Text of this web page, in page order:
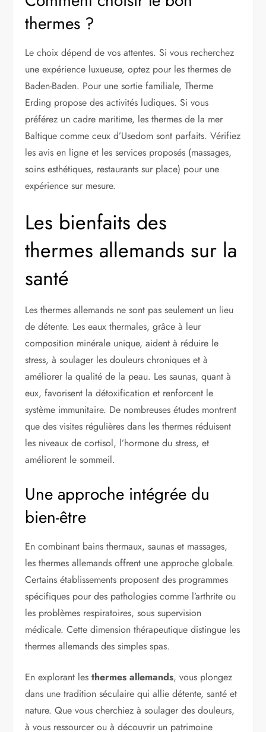
thermes ?
Le choix dépend de vos attentes. Si vous recherchez
une expérience luxueuse, optez pour les thermes de
Baden-Baden. Pour une sortie familiale, Therme
Erding propose des activités ludiques. Si vous
préférez un cadre maritime, les thermes de la mer
Baltique comme ceux d’Usedom sont parfaits. Vérifiez
les avis en ligne et les services proposés (massages,
soins esthétiques, restaurants sur place) pour une
expérience sur mesure.
Les bienfaits des
thermes allemands sur la
santé
Les thermes allemands ne sont pas seulement un lieu
de détente. Les eaux thermales, grâce à leur
composition minérale unique, aident à réduire le
stress, à soulager les douleurs chroniques et à
améliorer la qualité de la peau. Les saunas, quant à
eux, favorisent la détoxification et renforcent le
système immunitaire. De nombreuses études montrent
que des visites régulières dans les thermes réduisent
les niveaux de cortisol, l’hormone du stress, et
améliorent le sommeil.
Une approche intégrée du
bien-être
En combinant bains thermaux, saunas et massages,
les thermes allemands offrent une approche globale.
Certains établissements proposent des programmes
spécifiques pour des pathologies comme l’arthrite ou
les problèmes respiratoires, sous supervision
médicale. Cette dimension thérapeutique distingue les
thermes allemands des simples spas.
En explorant les thermes allemands, vous plongez
dans une tradition séculaire qui allie détente, santé et
nature. Que vous cherchiez à soulager des douleurs,
à vous ressourcer ou à découvrir un patrimoine